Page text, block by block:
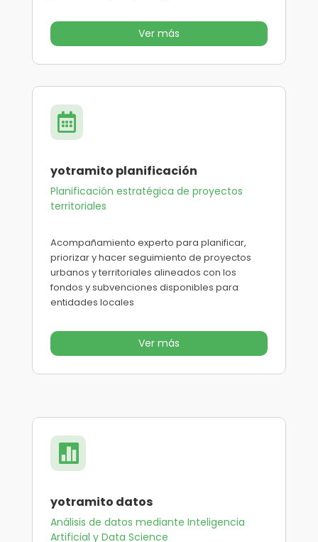
Ver más

yotramito planificación
Planificación estratégica de proyectos
territoriales
Acompañamiento experto para planificar,
priorizar y hacer seguimiento de proyectos
urbanos y territoriales alineados con los
fondos y subvenciones disponibles para
entidades locales
Ver más

yotramito datos
Análisis de datos mediante Inteligencia
Artificial y Data Science